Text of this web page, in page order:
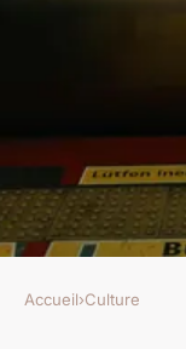
Accueil›Culture